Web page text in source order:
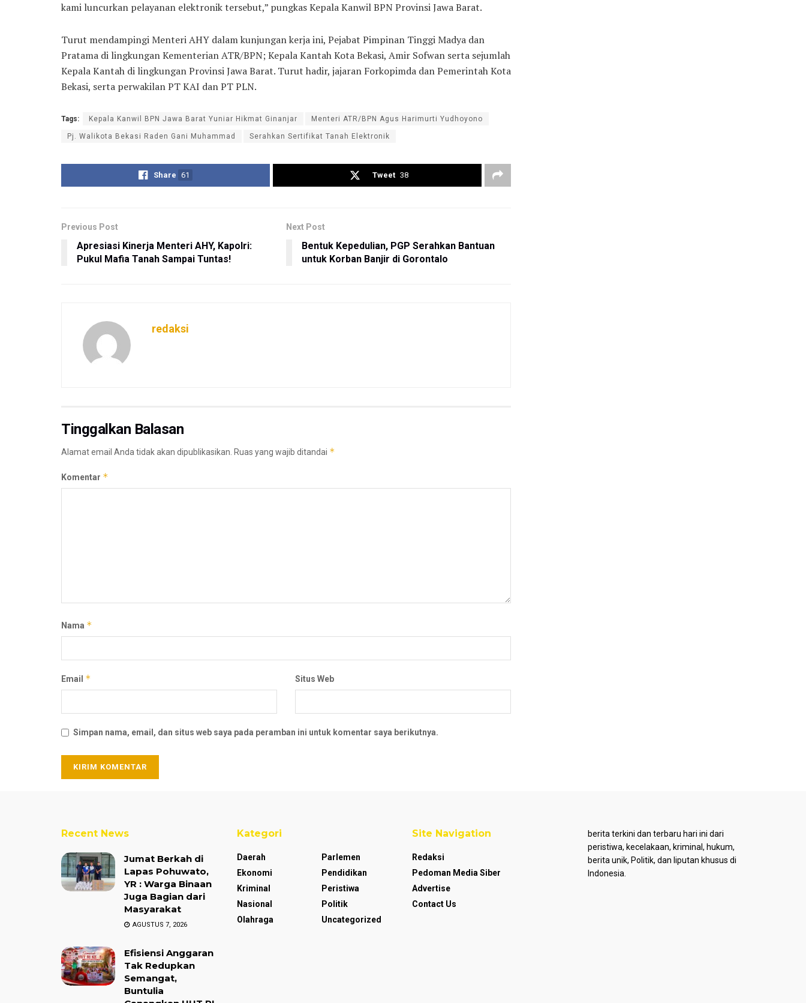
kami luncurkan pelayanan elektronik tersebut,” pungkas Kepala Kanwil BPN Provinsi Jawa Barat.
Turut mendampingi Menteri AHY dalam kunjungan kerja ini, Pejabat Pimpinan Tinggi Madya dan
Pratama di lingkungan Kementerian ATR/BPN; Kepala Kantah Kota Bekasi, Amir Sofwan serta sejumlah
Kepala Kantah di lingkungan Provinsi Jawa Barat. Turut hadir, jajaran Forkopimda dan Pemerintah Kota
Bekasi, serta perwakilan PT KAI dan PT PLN.
Tags: Kepala Kanwil BPN Jawa Barat Yuniar Hikmat Ginanjar Menteri ATR/BPN Agus Harimurti Yudhoyono
Pj. Walikota Bekasi Raden Gani Muhammad Serahkan Sertifikat Tanah Elektronik
Share 61 Tweet 38
Previous Post
Apresiasi Kinerja Menteri AHY, Kapolri:
Pukul Mafia Tanah Sampai Tuntas!
Next Post
Bentuk Kepedulian, PGP Serahkan Bantuan
untuk Korban Banjir di Gorontalo
redaksi
Tinggalkan Balasan
Alamat email Anda tidak akan dipublikasikan. Ruas yang wajib ditandai *
Komentar *
Nama *
Email * Situs Web
Simpan nama, email, dan situs web saya pada peramban ini untuk komentar saya berikutnya.
Recent News
Jumat Berkah di
Lapas Pohuwato,
YR : Warga Binaan
Juga Bagian dari
Masyarakat
AGUSTUS 7, 2026
Efisiensi Anggaran
Tak Redupkan
Semangat,
Buntulia
Kategori
Daerah
Ekonomi
Kriminal
Nasional
Olahraga
Parlemen
Pendidikan
Peristiwa
Politik
Uncategorized
Site Navigation
Redaksi
Pedoman Media Siber
Advertise
Contact Us
berita terkini dan terbaru hari ini dari
peristiwa, kecelakaan, kriminal, hukum,
berita unik, Politik, dan liputan khusus di
Indonesia.